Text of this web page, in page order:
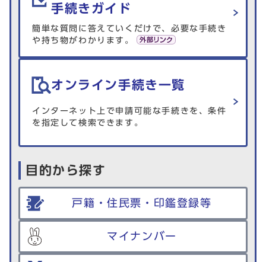
手続きガイド
簡単な質問に答えていくだけで、必要な手続き
や持ち物がわかります。
オンライン手続き一覧
インターネット上で申請可能な手続きを、条件
を指定して検索できます。
目的から探す
戸籍・住民票・印鑑登録等
マイナンバー